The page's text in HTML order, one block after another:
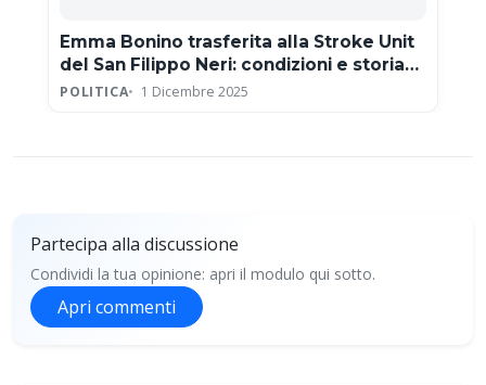
Emma Bonino trasferita alla Stroke Unit
del San Filippo Neri: condizioni e storia
clinica
POLITICA 1 Dicembre 2025
Partecipa alla discussione
Condividi la tua opinione: apri il modulo qui sotto.
Apri commenti